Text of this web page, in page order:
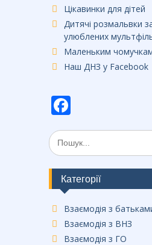
Цікавинки для дітей
Дитячі розмальвки
улюблених
Маленьким
Наш ДНЗ у Facebook
F
ac
e
b
o
o
k
Шукати:
Категорії
Взаємодія з
Взаємодія з ВНЗ
Взаємодія з ГО